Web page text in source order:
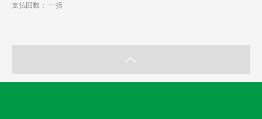
支払回数： 一括